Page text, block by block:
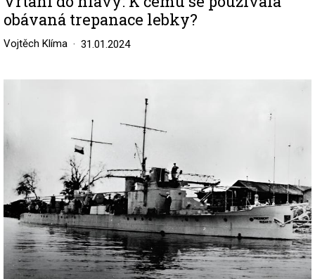
obávaná trepanace lebky?
Vojtěch Klíma 31.01.2024